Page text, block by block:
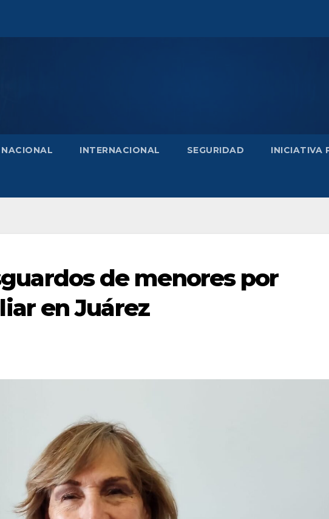
NACIONAL INTERNACIONAL SEGURIDAD INICIATIVA
de menores por
en Juárez